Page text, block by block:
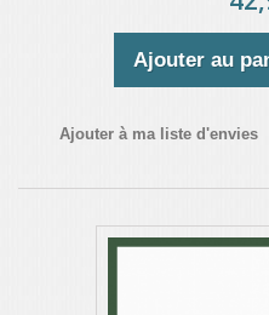
Ajouter au
Ajouter à ma liste d'envies